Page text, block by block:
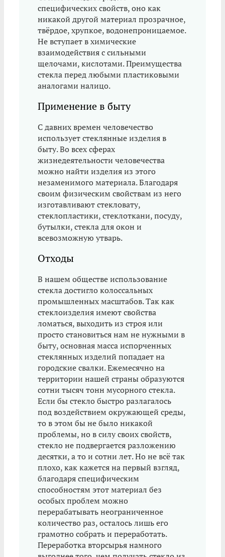
специфических свойств, оно как
никакой другой материал прозрачное,
твёрдое, хрупкое, водонепроницаемое.
Не вступает в химические
взаимодействия с сильными
щелочами, кислотами. Преимущества
стекла перед любыми пластиковыми
аналогами налицо.
Применение в быту
С давних времен человечество
использует стеклянные изделия в
быту. Во всех сферах
жизнедеятельности человечества
можно найти изделия из этого
незаменимого материала. Благодаря
своим физическим свойствам из него
изготавливают стекловату,
стеклопластики, стеклоткани, посуду,
бутылки, стекла для окон и
всевозможную утварь.
Отходы
В нашем обществе использование
стекла достигло колоссальных
промышленных масштабов. Так как
стеклоизделия имеют свойства
ломаться, выходить из строя или
просто становиться нам не нужными в
быту, основная масса испорченных
стеклянных изделий попадает на
городские свалки. Ежемесячно на
территории нашей страны образуются
сотни тысяч тонн мусорного стекла.
Если бы стекло быстро разлагалось
под воздействием окружающей среды,
то в этом бы не было никакой
проблемы, но в силу своих свойств,
стекло не подвергается разложению
десятки, а то и сотни лет. Но не всё так
плохо, как кажется на первый взгляд,
благодаря специфическим
способностям этот материал без
особых проблем можно
перерабатывать неограниченное
количество раз, осталось лишь его
грамотно собрать и переработать.
Переработка вторсырья намного